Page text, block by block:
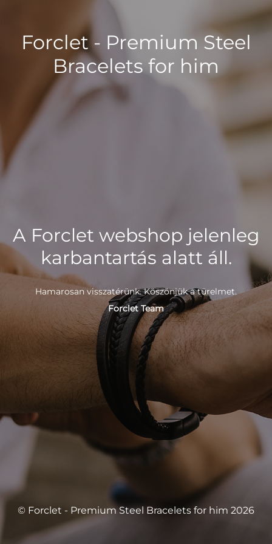
Forclet - Premium Steel
Bracelets for him
A Forclet webshop jelenleg
karbantartás alatt áll.
Hamarosan visszatérünk. Köszönjük a türelmet.
Forclet Team
© Forclet - Premium Steel Bracelets for him 2026